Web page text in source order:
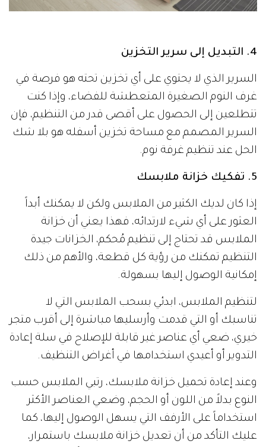
4. التبديل إلى سرير التخزين
السرير الذي لا يحتوي على أي تخزين تحته هو فرصة في
غرف النوم الصغيرة المتعطشة للفضاء، وإذا كنت
تتطلعين إلى الحصول على أقصى قدر من التنظيم، فإن
السرير المصمم مع مساحة تخزين أسفله هو بلا شك
الحل عند تنظيم غرفة نوم.
5. تفكيك خزانة ملابسك
إذا كان لديك الكثير من الملابس ولكن لا يمكنك أبداً
العثور على أي شيء لارتدائه، فهذا يعني أن خزانة
الملابس قد تحتاج إلى تنظيم مُحكم، الخزانات جيدة
التنظيم تمكنك من رؤية كل قطعة، والأهم من ذلك
إمكانية الوصول إليها بسهولة.
لتنظيم الملابس، ابدئي بسحب الملابس التي لا
تناسبك أو التي قدمت وأرسليها مباشرة إلى أقرب متجر
خيري، ضعي أي عناصر غير قابلة للإصلاح في سلة إعادة
التدوير أو أعيدي استخدامها في أغراض التنظيف.
وعند إعادة تحميل خزانة ملابسك، رتبي الملابس حسب
النوع بدلاً من اللون أو الحجم، وضعي العناصر الأكثر
استخداماً على الأرفف التي يسهل الوصول إليها، كما
عليك التأكد من أن تعديل خزانة ملابسك باستمرار،